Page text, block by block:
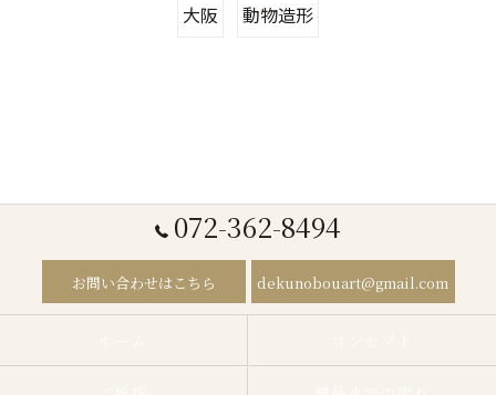
大阪 動物造形
072-362-8494
お問い合わせはこちら dekunobouart@gmail.com